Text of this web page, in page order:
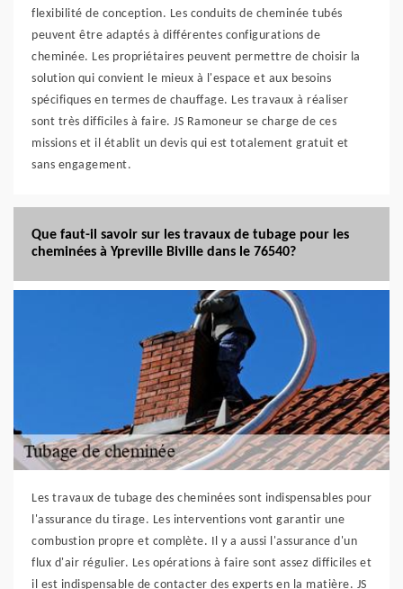
flexibilité de conception. Les conduits de cheminée tubés
peuvent être adaptés à différentes configurations de
cheminée. Les propriétaires peuvent permettre de choisir la
solution qui convient le mieux à l'espace et aux besoins
spécifiques en termes de chauffage. Les travaux à réaliser
sont très difficiles à faire. JS Ramoneur se charge de ces
missions et il établit un devis qui est totalement gratuit et
sans engagement.
Que faut-il savoir sur les travaux de tubage pour les
cheminées à Ypreville Biville dans le 76540?
Les travaux de tubage des cheminées sont indispensables pour
l'assurance du tirage. Les interventions vont garantir une
combustion propre et complète. Il y a aussi l'assurance d'un
flux d'air régulier. Les opérations à faire sont assez difficiles et
il est indispensable de contacter des experts en la matière. JS